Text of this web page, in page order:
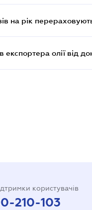
на рік
експортера олії від
користувачів
210-103